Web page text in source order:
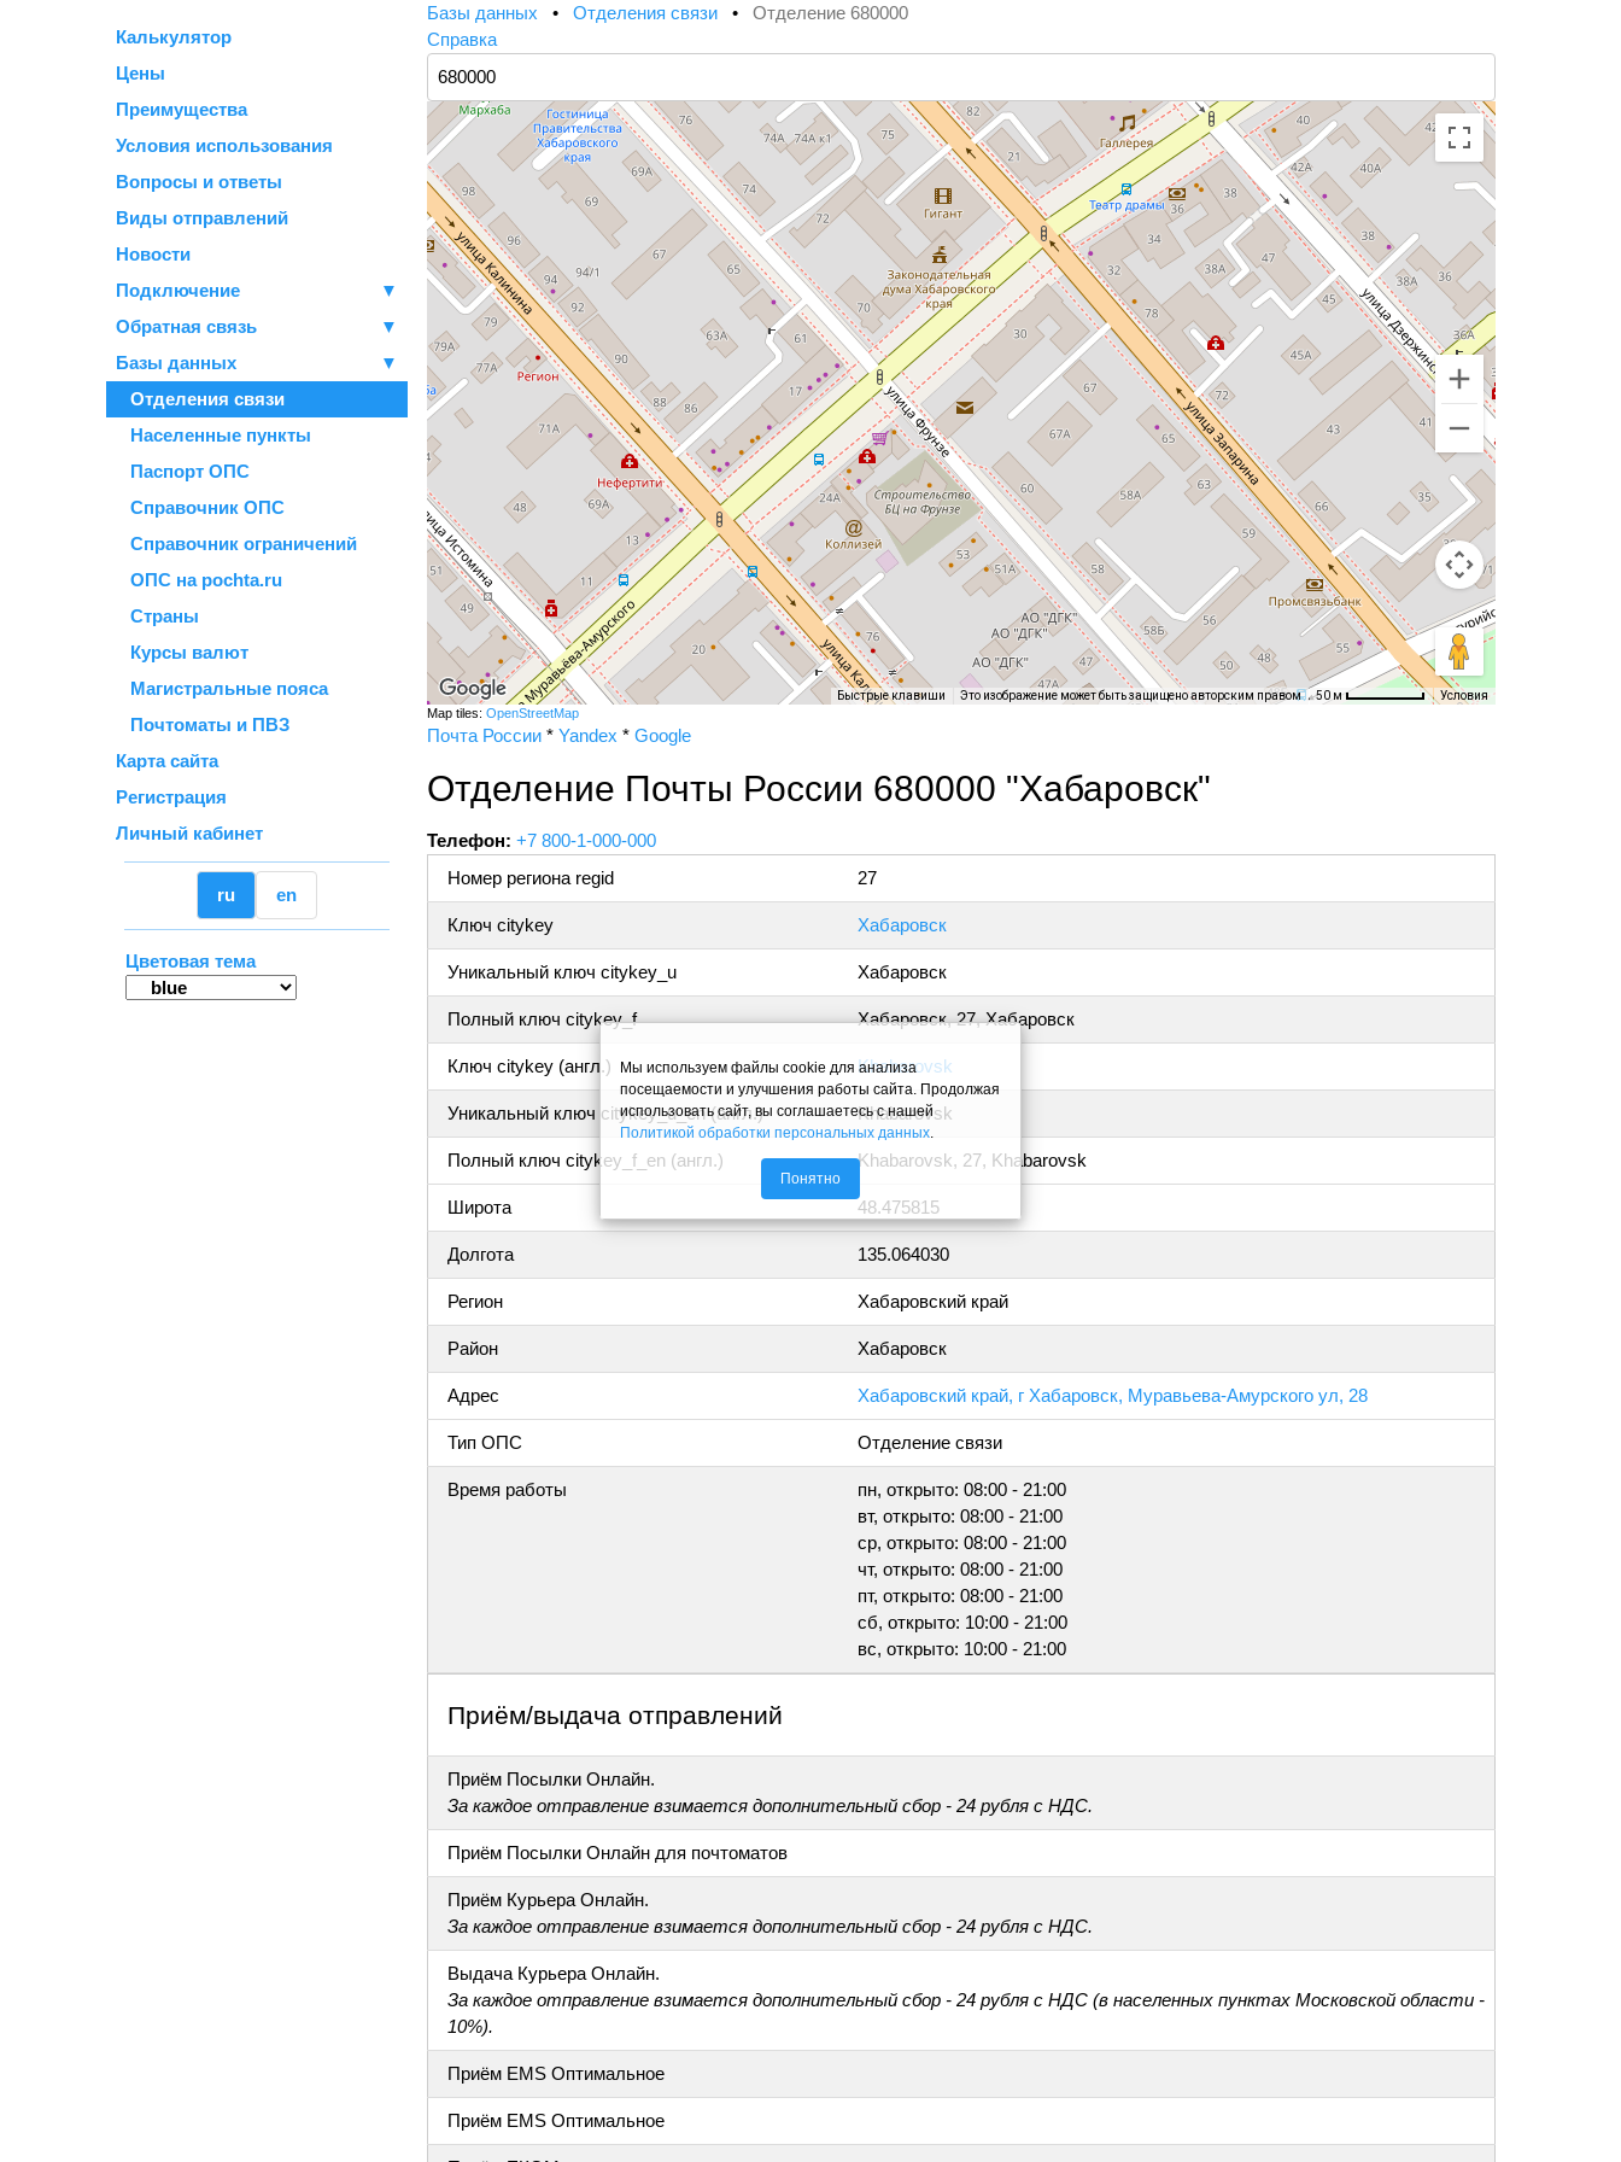
Калькулятор
Цены
Преимущества
Условия использования
Вопросы и ответы
Виды отправлений
Новости
Подключение
▼
Обратная связь
▼
Базы данных
▼
Отделения связи
Населенные пункты
Паспорт ОПС
Справочник ОПС
Справочник ограничений
ОПС на pochta.ru
Страны
Курсы валют
Магистральные пояса
Почтоматы и ПВЗ
Карта сайта
Регистрация
Личный кабинет
ru en
Цветовая тема
Базы данных • Отделения связи • Отделение 680000
Справка
Быстрые клавиши Это изображение может быть защищено авторским правом 50 м Условия
Map tiles: OpenStreetMap
Почта России * Yandex * Google
Отделение Почты России 680000 "Хабаровск"
Телефон: +7 800-1-000-000
Номер региона regid
27
Ключ citykey Хабаровск
Уникальный ключ citykey_u Хабаровск
Полный ключ citykey_f Хабаровск, 27, Хабаровск
Ключ citykey (англ.) Khabarovsk
Уникальный ключ citykey_u_en (англ.) Khabarovsk
Полный ключ citykey_f_en (англ.) Khabarovsk, 27, Khabarovsk
Широта 48.475815
Долгота 135.064030
Регион Хабаровский край
Район Хабаровск
Адрес Хабаровский край, г Хабаровск, Муравьева-Амурского ул, 28
Тип ОПС Отделение связи
Время работы
пн, открыто: 08:00 - 21:00
вт, открыто: 08:00 - 21:00
ср, открыто: 08:00 - 21:00
чт, открыто: 08:00 - 21:00
пт, открыто: 08:00 - 21:00
сб, открыто: 10:00 - 21:00
вс, открыто: 10:00 - 21:00
Приём/выдача отправлений
Приём Посылки Онлайн.
За каждое отправление взимается дополнительный сбор - 24 рубля с НДС.
Приём Посылки Онлайн для почтоматов
Приём Курьера Онлайн.
За каждое отправление взимается дополнительный сбор - 24 рубля с НДС.
Выдача Курьера Онлайн.
За каждое отправление взимается дополнительный сбор - 24 рубля с НДС (в населенных пунктах Московской области -
10%).
Приём EMS Оптимальное
Приём EMS Оптимальное
Мы используем файлы cookie для анализа
посещаемости и улучшения работы сайта. Продолжая
использовать сайт, вы соглашаетесь с нашей
Политикой обработки персональных данных
Понятно